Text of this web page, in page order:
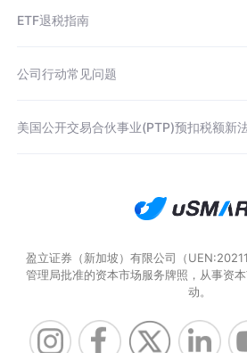
ETF退税指南
公司行动常见问题
美国公开交易合伙事业(PTP)预扣税额新
盈立证券（新加坡）有限公司（
管理局批准的资本市场服务牌照，从事资
动。